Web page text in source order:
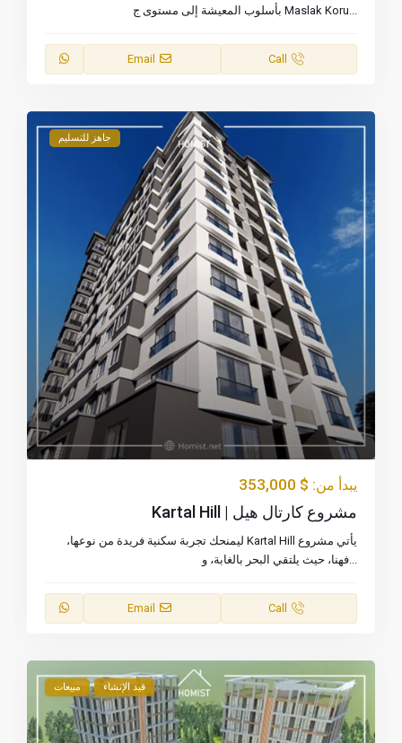
Maslak Koru بأسلوب المعيشة إلى مستوى ج
Call
Email
جاهز للتسليم
يبدأ من: $ 353,000
مشروع كارتال هيل | Kartal Hill
يأتي مشروع Kartal Hill ليمنحك تجربة سكنية فريدة من نوعها،
فهنا، حيث يلتقي البحر بالغابة، و...
Call
Email
مبيعات قيد الإنشاء